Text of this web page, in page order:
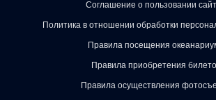
Соглашение о пользовании
Политика в отношении обработки
Правила посещения
Правила приобретения
Правила осуществления